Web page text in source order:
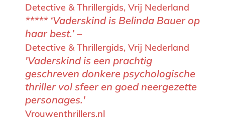
Detective & Thrillergids, Vrij Nederland
***** ‘Vaderskind is Belinda Bauer op
haar best.’ –
Detective & Thrillergids, Vrij Nederland
'Vaderskind is een prachtig
geschreven donkere psychologische
thriller vol sfeer en goed neergezette
personages.'
Vrouwenthrillers.nl